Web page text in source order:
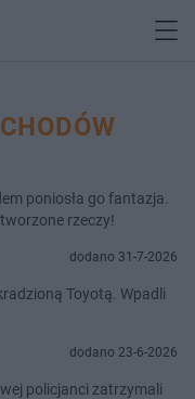
poniosła go fantazja.
rzeczy!
dodano 31-7-2026
Toyotą. Wpadli
dodano 23-6-2026
policjanci zatrzymali